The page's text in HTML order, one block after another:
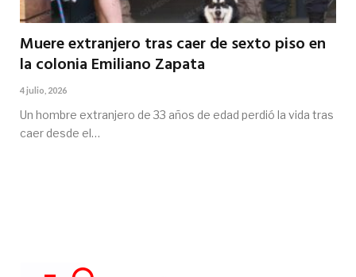
Muere extranjero tras caer de sexto piso en
la colonia Emiliano Zapata
4 julio, 2026
Un hombre extranjero de 33 años de edad perdió la vida tras
caer desde el…